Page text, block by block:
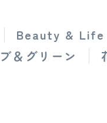
Beauty & Life
＆グリーン